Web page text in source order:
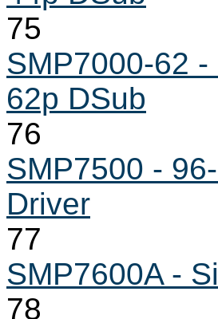
75
SMP7000-62
62p DSub
76
SMP7500 -
Driver
77
SMP7600A -
78